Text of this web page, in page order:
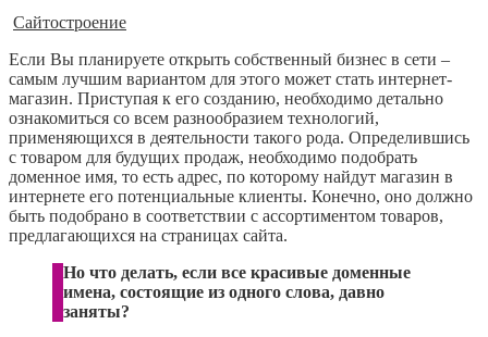
Сайтостроение
Если Вы планируете открыть собственный бизнес в сети –
самым лучшим вариантом для этого может стать интернет-
магазин. Приступая к его созданию, необходимо детально
ознакомиться со всем разнообразием технологий,
применяющихся в деятельности такого рода. Определившись
с товаром для будущих продаж, необходимо подобрать
доменное имя, то есть адрес, по которому найдут магазин в
интернете его потенциальные клиенты. Конечно, оно должно
быть подобрано в соответствии с ассортиментом товаров,
предлагающихся на страницах сайта.
Но что делать, если все красивые доменные
имена, состоящие из одного слова, давно
заняты?